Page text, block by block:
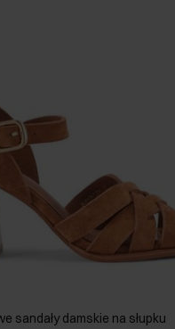
sandały damskie na słupku